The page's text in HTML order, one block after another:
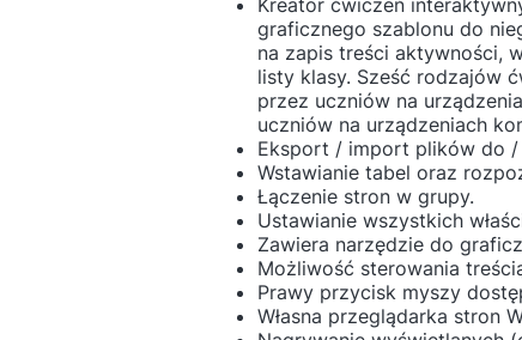
graficznego szablonu do
na zapis treści aktywności,
listy klasy. Sześć rodzajów
przez uczniów na
uczniów na urządzeniach
Eksport / import plików do /
Wstawianie tabel oraz
Łączenie stron w grupy.
Ustawianie wszystkich
Zawiera narzędzie do
Możliwość sterowania
Prawy przycisk myszy
Własna przeglądarka stron